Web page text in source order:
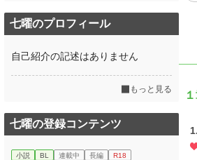
七曜のプロフィール
自己紹介の記述はありません
もっと見る
七曜の登録コンテンツ
小説 BL 連載中 長編 R18